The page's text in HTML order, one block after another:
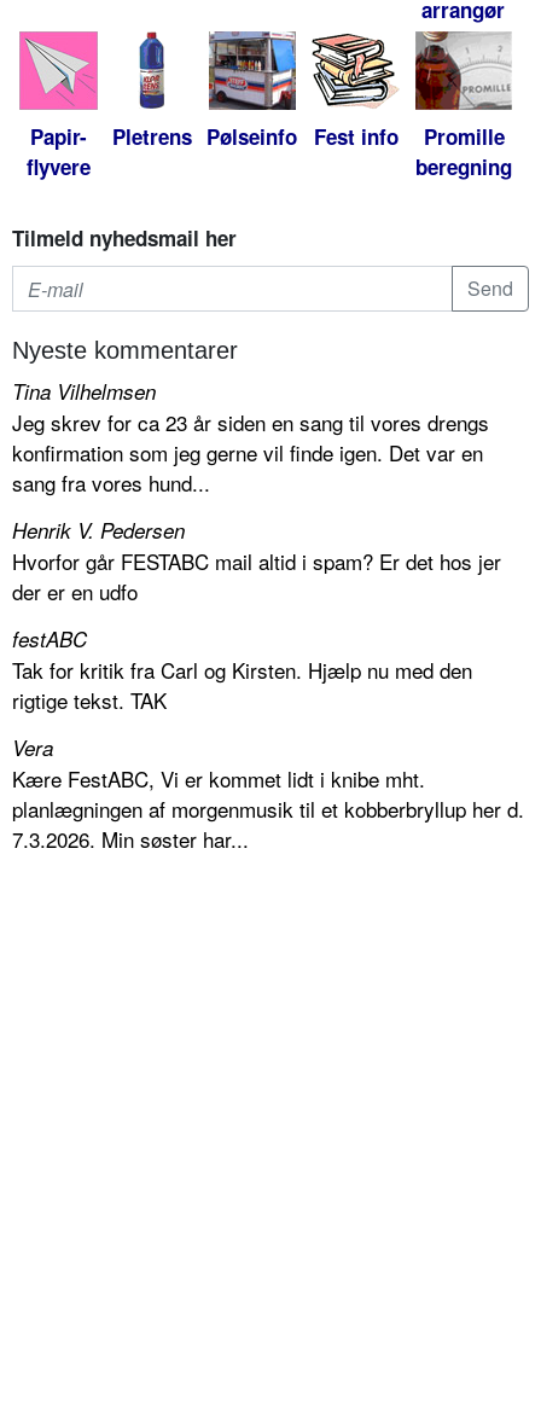
arrangør
Papir-
flyvere
Pletrens Pølseinfo Fest info
Promille
beregning
Tilmeld nyhedsmail her
Nyeste kommentarer
Tina Vilhelmsen
Jeg skrev for ca 23 år siden en sang til vores drengs
konfirmation som jeg gerne vil finde igen. Det var en
sang fra vores hund...
Henrik V. Pedersen
Hvorfor går FESTABC mail altid i spam? Er det hos jer
der er en udfo
festABC
Tak for kritik fra Carl og Kirsten. Hjælp nu med den
rigtige tekst. TAK
Vera
Kære FestABC, Vi er kommet lidt i knibe mht.
planlægningen af morgenmusik til et kobberbryllup her d.
7.3.2026. Min søster har...